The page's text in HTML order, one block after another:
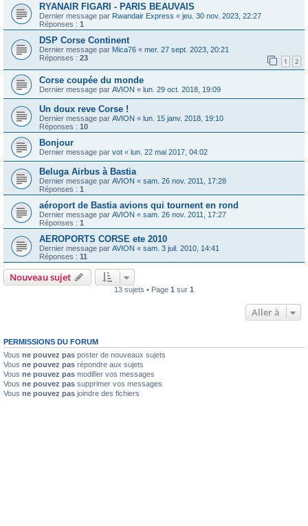
RYANAIR FIGARI - PARIS BEAUVAIS
Dernier message par Rwandair Express « jeu. 30 nov. 2023, 22:27
Réponses : 1
DSP Corse Continent
Dernier message par Mica76 « mer. 27 sept. 2023, 20:21
Réponses : 23 1 2
Corse coupée du monde
Dernier message par AVION « lun. 29 oct. 2018, 19:09
Un doux reve Corse !
Dernier message par AVION « lun. 15 janv. 2018, 19:10
Réponses : 10
Bonjour
Dernier message par vot « lun. 22 mai 2017, 04:02
Beluga Airbus à Bastia
Dernier message par AVION « sam. 26 nov. 2011, 17:28
Réponses : 1
aéroport de Bastia avions qui tournent en rond
Dernier message par AVION « sam. 26 nov. 2011, 17:27
Réponses : 1
AEROPORTS CORSE ete 2010
Dernier message par AVION « sam. 3 juil. 2010, 14:41
Réponses : 11
Nouveau sujet
13 sujets • Page 1 sur 1
Aller à
PERMISSIONS DU FORUM
Vous ne pouvez pas poster de nouveaux sujets
Vous ne pouvez pas répondre aux sujets
Vous ne pouvez pas modifier vos messages
Vous ne pouvez pas supprimer vos messages
Vous ne pouvez pas joindre des fichiers